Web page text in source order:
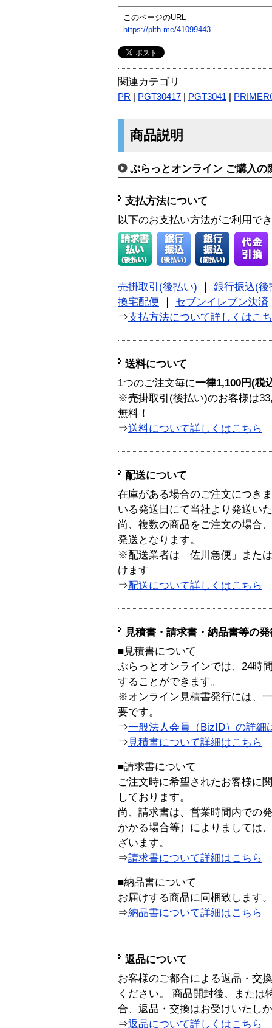
このページのURL
https://plth.me/41099443
関連カテゴリ
PR PGT30417 PGT3041
商品説明
ぷらっとオンライン ご購入の
支払方法について
以下のお支払い方法がご利用で
売掛取引(後払い)
銀行振込(後
換宅配便
セブンイレブン決済
⇒支払方法について詳しくはこ
送料について
1つのご注文毎に一律1,100円(税
※売掛取引(後払い)のお客様は
無料！
⇒送料について詳しくはこちら
配送について
在庫がある場合のご注文につき
いる発送日にて当社より発送い
尚、複数の商品をご注文の場合
発送となります。
※配送業者は「佐川急便」また
けます
⇒配送について詳しくはこちら
見積書・請求書・納品書等の
■見積書について
ぷらっとオンラインでは、24時
することができます。
※オンライン見積書発行には、
要です。
⇒一般法人会員（BizID）の詳細
⇒ 見積書について詳細はこちら
■請求書について
ご注文時に希望されたお客様に
しております。
尚、請求書は、営業時間内での
かかる場合等）によりましては
ざいます。
⇒請求書について詳細はこちら
■納品書について
お届けする商品に同梱致します。
⇒納品書について詳細はこちら
返品について
お客様のご都合による返品・交
ください。 商品開封後、または
合、返品・交換はお受けいたし
⇒返品について詳しくはこちら